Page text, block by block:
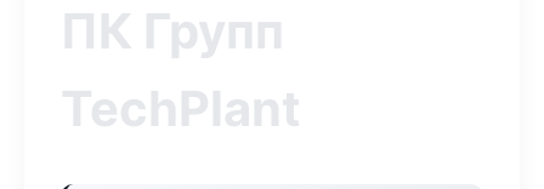
ПК Групп
TechPlant